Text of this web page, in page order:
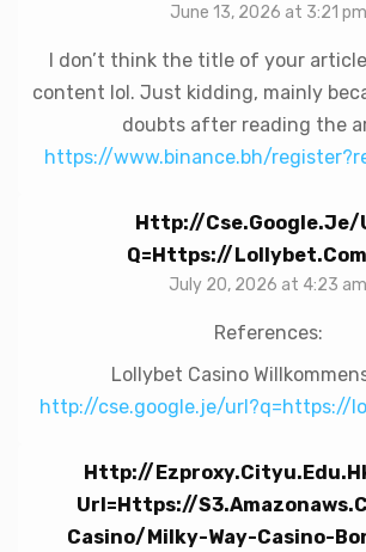
June 13, 2026 at 3:21 pm
I don’t think the title of your
content lol. Just kidding, mainly
doubts after reading the
https://www.binance.bh/
Http://cse.google.je/
Q=https://
July 20, 2026 at 4:23 am
References:
Lollybet Casino
http://cse.google.je/url?q=https://
Http://
Url=https://
Casino/Milky-Way-Casino-